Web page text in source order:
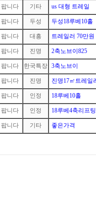
팝니다 기타 us 대형 트레일
팝니다 두성 두성18루베10홀
팝니다 대흥 트레일러 70만원
팝니다 진명 2축노브이825
팝니다 한국특장 3축노브이
팝니다 진명 진명17㎡트레일
팝니다 인정 18루베10홀
팝니다 인정 18루베4축리프팅
팝니다 기타 좋은가격